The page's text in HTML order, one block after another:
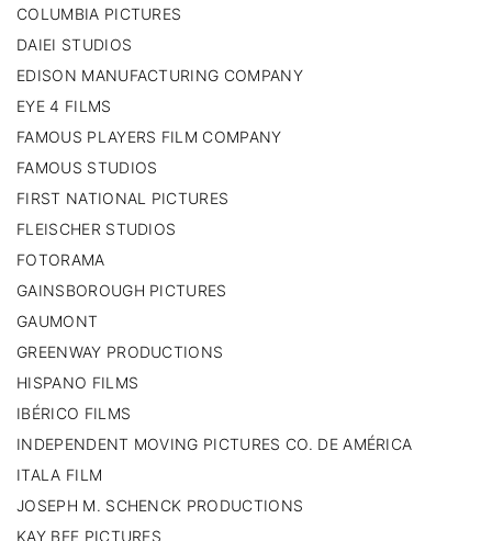
COLUMBIA PICTURES
DAIEI STUDIOS
EDISON MANUFACTURING COMPANY
EYE 4 FILMS
FAMOUS PLAYERS FILM COMPANY
FAMOUS STUDIOS
FIRST NATIONAL PICTURES
FLEISCHER STUDIOS
FOTORAMA
GAINSBOROUGH PICTURES
GAUMONT
GREENWAY PRODUCTIONS
HISPANO FILMS
IBÉRICO FILMS
INDEPENDENT MOVING PICTURES CO. DE AMÉRICA
ITALA FILM
JOSEPH M. SCHENCK PRODUCTIONS
KAY BEE PICTURES